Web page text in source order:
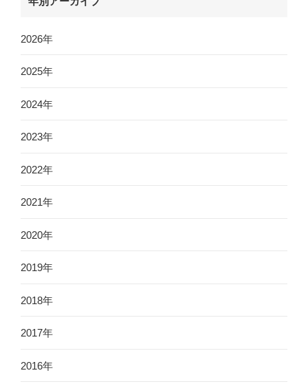
2026年
2025年
2024年
2023年
2022年
2021年
2020年
2019年
2018年
2017年
2016年